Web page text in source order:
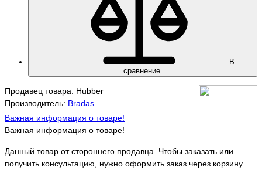
В
сравнение
Продавец товара: Hubber
Производитель: Bradas
Важная информация о товаре!
Важная информация о товаре!
Данный товар от стороннего продавца. Чтобы заказать или
получить консультацию, нужно оформить заказ через корзину